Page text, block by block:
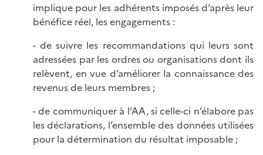
implique pour les adhérents imposés d’après leur
bénéfice réel, les engagements :
- de suivre les recommandations qui leurs sont
adressées par les ordres ou organisations dont ils
relèvent, en vue d’améliorer la connaissance des
revenus de leurs membres ;
- de communiquer à l’AA, si celle-ci n’élabore pas
les déclarations, l’ensemble des données utilisées
pour la détermination du résultat imposable ;